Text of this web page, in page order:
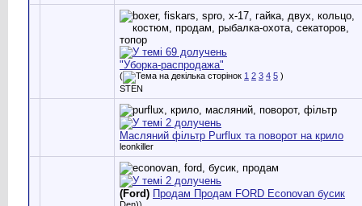
"Уборка-распродажа"
( 1 2 3 4 5 )
STEN
Масляний фільтр Purflux та поворот на крило
leonkiller
(Ford) Продам Продам FORD Econovan бусик